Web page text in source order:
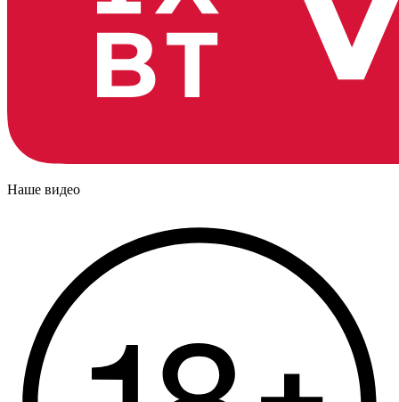
Наше видео